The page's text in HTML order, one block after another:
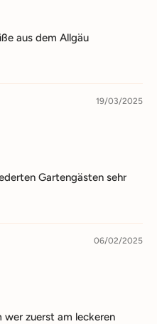
aus dem Allgäu
19/03/2025
Gartengästen sehr
06/02/2025
zuerst am leckeren